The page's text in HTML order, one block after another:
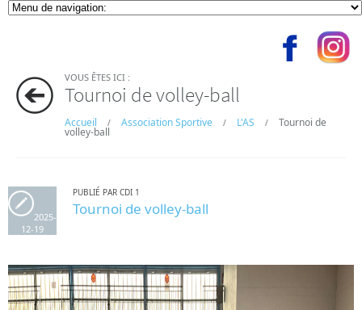
VOUS ÊTES ICI :
Tournoi de volley-ball
Accueil / Association Sportive / L'AS / Tournoi de
volley-ball
2025-
12-19
PUBLIÉ PAR CDI 1
Tournoi de volley-ball